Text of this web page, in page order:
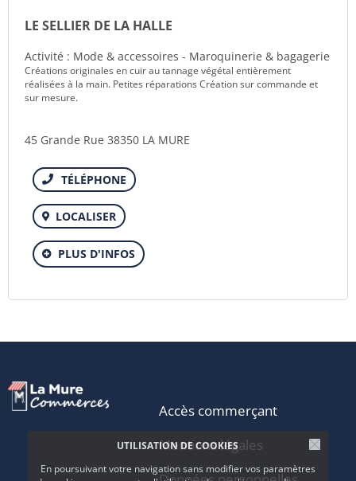
UTILISATION DE COOKIES
En poursuivant votre navigation sans modifier vos paramètres
LE SELLIER DE LA HALLE
Activité : Mode & accessoires - Maroquinerie & bagagerie
Créations originales en cuir au tannage végétal entièrement
réalisées à la main. Petites réparations Création sur commande et
sur mesure.
45 Grande Rue 38350 LA MURE
Téléphone
LOCALISER
PLUS D'INFOS
Accès commerçant
Mentions légales